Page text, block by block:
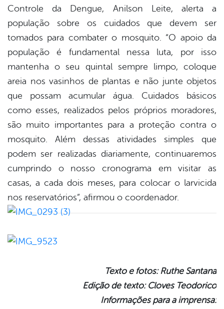
Controle da Dengue, Anilson Leite, alerta a
população sobre os cuidados que devem ser
tomados para combater o mosquito. “O apoio da
população é fundamental nessa luta, por isso
mantenha o seu quintal sempre limpo, coloque
areia nos vasinhos de plantas e não junte objetos
que possam acumular água. Cuidados básicos
como esses, realizados pelos próprios moradores,
são muito importantes para a proteção contra o
mosquito. Além dessas atividades simples que
podem ser realizadas diariamente, continuaremos
cumprindo o nosso cronograma em visitar as
casas, a cada dois meses, para colocar o larvicida
nos reservatórios”, afirmou o coordenador.
Texto e fotos: Ruthe Santana
Edição de texto: Cloves Teodorico
Informações para a imprensa: